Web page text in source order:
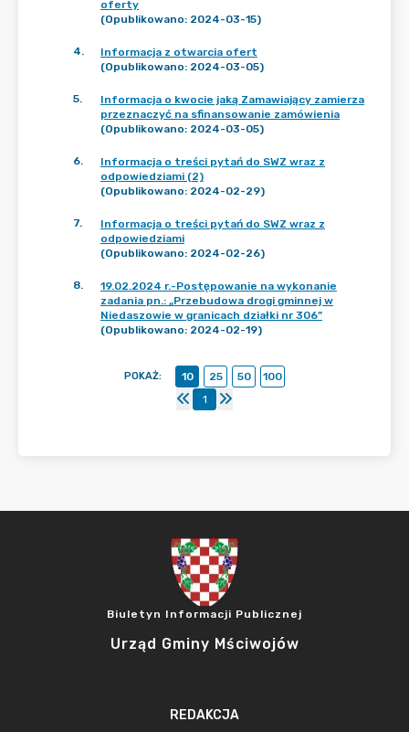
oferty
(Opublikowano: 2024-03-15)
4.
Informacja z otwarcia ofert
(Opublikowano: 2024-03-05)
5.
Informacja o kwocie jaką Zamawiający zamierza
przeznaczyć na sfinansowanie zamówienia
(Opublikowano: 2024-03-05)
6.
Informacja o treści pytań do SWZ wraz z
odpowiedziami (2)
(Opublikowano: 2024-02-29)
7.
Informacja o treści pytań do SWZ wraz z
odpowiedziami
(Opublikowano: 2024-02-26)
8.
19.02.2024 r.-Postępowanie na wykonanie
zadania pn.: „Przebudowa drogi gminnej w
Niedaszowie w granicach działki nr 306”
(Opublikowano: 2024-02-19)
POKAŻ: 10 25 50
100
1
Biuletyn Informacji Publicznej
Urząd Gminy Mściwojów
REDAKCJA